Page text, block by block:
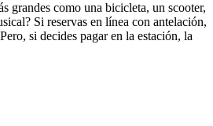
grandes como una bicicleta, un scooter,
Si reservas en línea con antelación,
si decides pagar en la estación, la